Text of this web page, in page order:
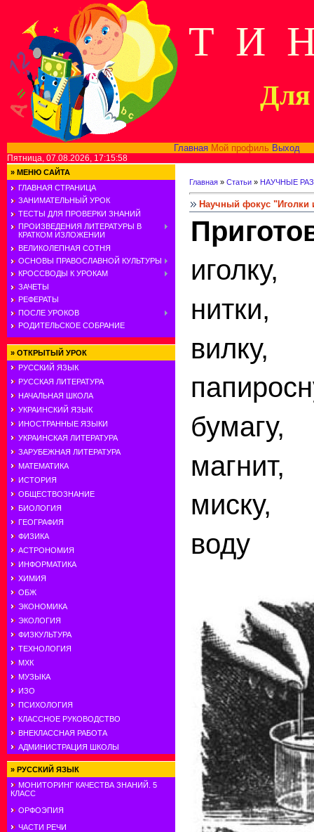
Т И
Для
Главная Мой профиль Выход
Пятница, 07.08.2026, 17:15:58
» МЕНЮ САЙТА
ГЛАВНАЯ СТРАНИЦА
ЗАНИМАТЕЛЬНЫЙ УРОК
ТЕСТЫ ДЛЯ ПРОВЕРКИ ЗНАНИЙ
ПРОИЗВЕДЕНИЯ ЛИТЕРАТУРЫ В
КРАТКОМ ИЗЛОЖЕНИИ
ВЕЛИКОЛЕПНАЯ СОТНЯ
ОСНОВЫ ПРАВОСЛАВНОЙ КУЛЬТУРЫ
КРОССВОДЫ К УРОКАМ
ЗАЧЕТЫ
РЕФЕРАТЫ
ПОСЛЕ УРОКОВ
РОДИТЕЛЬСКОЕ СОБРАНИЕ
» ОТКРЫТЫЙ УРОК
РУССКИЙ ЯЗЫК
РУССКАЯ ЛИТЕРАТУРА
НАЧАЛЬНАЯ ШКОЛА
УКРАИНСКИЙ ЯЗЫК
ИНОСТРАННЫЕ ЯЗЫКИ
УКРАИНСКАЯ ЛИТЕРАТУРА
ЗАРУБЕЖНАЯ ЛИТЕРАТУРА
МАТЕМАТИКА
ИСТОРИЯ
ОБЩЕСТВОЗНАНИЕ
БИОЛОГИЯ
ГЕОГРАФИЯ
ФИЗИКА
АСТРОНОМИЯ
ИНФОРМАТИКА
ХИМИЯ
ОБЖ
ЭКОНОМИКА
ЭКОЛОГИЯ
ФИЗКУЛЬТУРА
ТЕХНОЛОГИЯ
МХК
МУЗЫКА
ИЗО
ПСИХОЛОГИЯ
КЛАССНОЕ РУКОВОДСТВО
ВНЕКЛАССНАЯ РАБОТА
АДМИНИСТРАЦИЯ ШКОЛЫ
» РУССКИЙ ЯЗЫК
МОНИТОРИНГ КАЧЕСТВА ЗНАНИЙ. 5
КЛАСС
ОРФОЭПИЯ
ЧАСТИ РЕЧИ
Главная » Статьи » НАУЧНЫЕ
Научный фокус "Иголки
иголку,
нитки,
вилку,
бумагу,
магнит,
миску,
воду